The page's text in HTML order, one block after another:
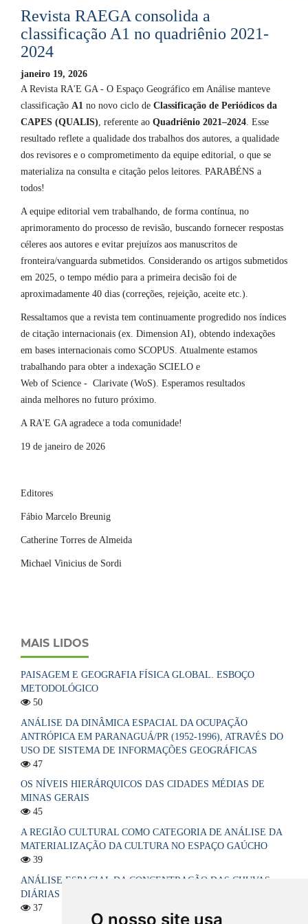
O nosso site usa
Revista RAEGA consolida a
classificação A1 no quadriênio 2021-
2024
janeiro 19, 2026
A Revista RA'E GA - O Espaço Geográfico em Análise manteve
classificação A1 no novo ciclo de Classificação de Periódicos da
CAPES (QUALIS) , referente ao Quadriênio 2021–2024 . Esse
resultado reflete a qualidade dos trabalhos dos autores, a qualidade
dos revisores e o comprometimento da equipe editorial, o que se
materializa na consulta e citação pelos leitores. PARABÉNS a
todos!
A equipe editorial vem trabalhando, de forma contínua, no
aprimoramento do processo de revisão, buscando fornecer respostas
céleres aos autores e evitar prejuízos aos manuscritos de
fronteira/vanguarda submetidos. Considerando os artigos submetidos
em 2025, o tempo médio para a primeira decisão foi de
aproximadamente 40 dias (correções, rejeição, aceite etc.).
Ressaltamos que a revista tem continuamente progredido nos índices
de citação internacionais (ex. Dimension AI), obtendo indexações
em bases internacionais como SCOPUS. Atualmente estamos
trabalhando para obter a indexação SCIELO e
Web of Science - Clarivate (WoS). Esperamos resultados
ainda melhores no futuro próximo.
A RA'E GA agradece a toda comunidade!
19 de janeiro de 2026
Editores
Fábio Marcelo Breunig
Catherine Torres de Almeida
Michael Vinicius de Sordi
MAIS LIDOS
PAISAGEM E GEOGRAFIA FÍSICA GLOBAL. ESBOÇO
METODOLÓGICO
50
ANÁLISE DA DINÂMICA ESPACIAL DA OCUPAÇÃO
ANTRÓPICA EM PARANAGUÁ/PR (1952-1996), ATRAVÉS DO
USO DE SISTEMA DE INFORMAÇÕES GEOGRÁFICAS
47
OS NÍVEIS HIERÁRQUICOS DAS CIDADES MÉDIAS DE
MINAS GERAIS
45
A REGIÃO CULTURAL COMO CATEGORIA DE ANÁLISE DA
MATERIALIZAÇÃO DA CULTURA NO ESPAÇO GAÚCHO
39
ANÁLISE ESPACIAL DA CONCENTRAÇÃO DAS CHUVAS
DIÁRIAS NO ESTADO DA PARAÍBA, BRASIL
37